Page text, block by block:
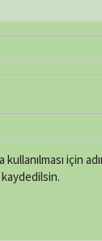
kullanılması için